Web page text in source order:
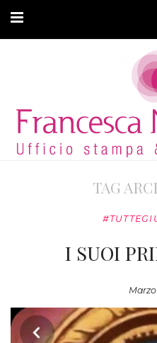
ARTICOLI
MODA ADATTIVA
TAG
I SUOI
Marzo